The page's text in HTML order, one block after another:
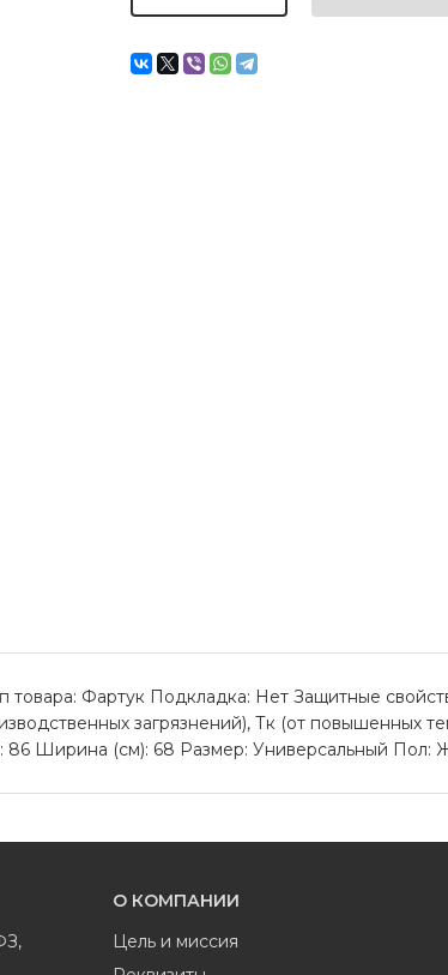
Фартук Подкладка: Нет Защитные
загрязнений), Тк (от повышенных
86 Ширина (см): 68 Размер: Универсальный
О КОМПАНИИ
Цель и миссия